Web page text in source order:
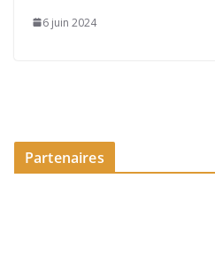
6 juin 2024
Partenaires